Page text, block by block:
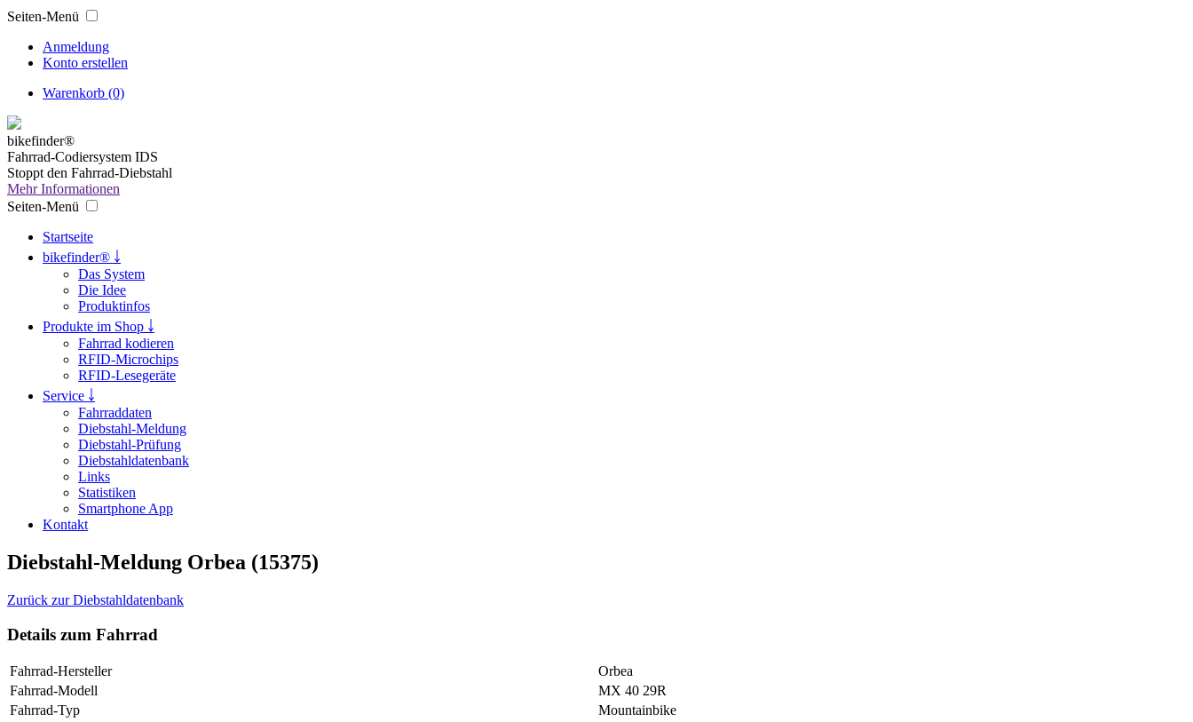
Seiten-Menü
Anmeldung
Konto erstellen
Warenkorb (0)
bikefinder®
Fahrrad-Codiersystem IDS
Stoppt den Fahrrad-Diebstahl
Mehr Informationen
Seiten-Menü
Startseite
bikefinder® ￬
Das System
Die Idee
Produktinfos
Produkte im Shop ￬
Fahrrad kodieren
RFID-Microchips
RFID-Lesegeräte
Service ￬
Fahrraddaten
Diebstahl-Meldung
Diebstahl-Prüfung
Diebstahldatenbank
Links
Statistiken
Smartphone App
Kontakt
Diebstahl-Meldung Orbea (15375)
Zurück zur Diebstahldatenbank
Details zum Fahrrad
Fahrrad-Hersteller
Orbea
Fahrrad-Modell
MX 40 29R
Fahrrad-Typ
Mountainbike